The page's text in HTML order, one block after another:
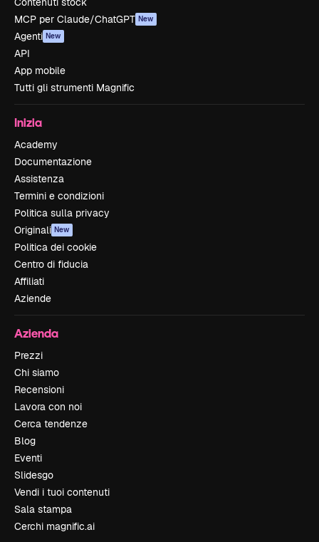
MCP per Claude/ChatGPT New
Agenti New
API
App mobile
Tutti gli strumenti Magnific
Inizia
Academy
Documentazione
Assistenza
Termini e condizioni
Politica sulla privacy
Originali New
Politica dei cookie
Centro di fiducia
Affiliati
Aziende
Azienda
Prezzi
Chi siamo
Recensioni
Lavora con noi
Cerca tendenze
Blog
Eventi
Slidesgo
Vendi i tuoi contenuti
Sala stampa
Cerchi magnific.ai